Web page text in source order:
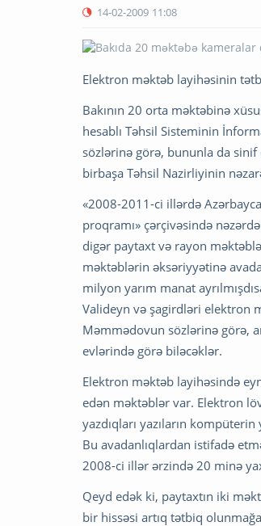
14-02-2009 11:08
Elektron məktəb layihəsinin
Bakının 20 orta məktəbinə
hesablı Təhsil Sisteminin
sözlərinə görə, bununla da
birbaşa Təhsil Nazirliyinin
«2008-2011-ci illərdə
proqramı» çərçivəsində
digər paytaxt və rayon
məktəblərin əksəriyyətinə
milyon yarım manat
Valideyn və şagirdləri elektron
Məmmədovun sözlərinə görə,
evlərində görə biləcəklər.
Elektron məktəb layihəsində
edən məktəblər var. Elektron
yazdıqları yazıların
Bu avadanlıqlardan istifadə
2008-ci illər ərzində 20 minə
Qeyd edək ki, paytaxtın iki
bir hissəsi artıq tətbiq